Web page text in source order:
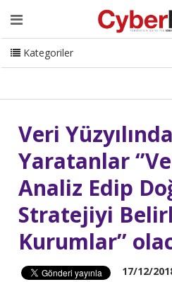
Ana Sayfa Hakkımızda Dergi
Danışmanlık
ISC Turkey
CyberMag Logo
Kategoriler
Veri
Yaratanlar
Analiz Edip
Stratejiyi
Kurumlar’’
17/12/